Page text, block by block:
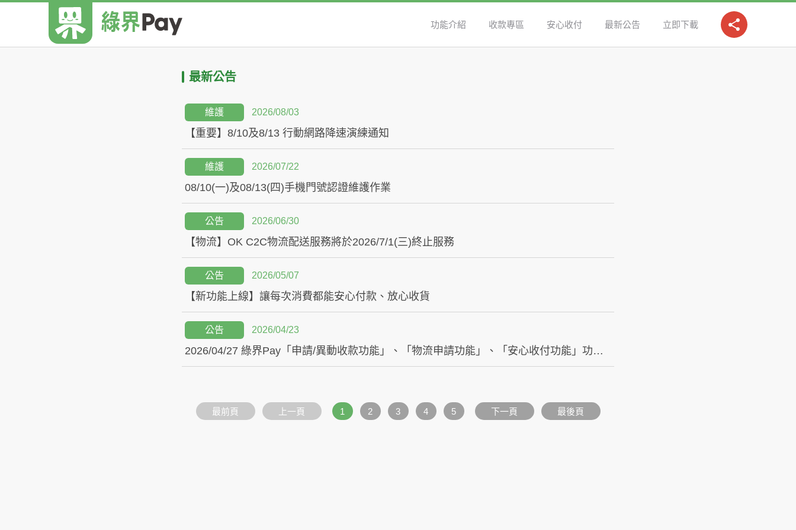
功能介紹 收款專區 安心收付 最新公告 立即下載
最新公告
維護 2026/08/03
【重要】8/10及8/13 行動網路降速演練通知
維護 2026/07/22
08/10(一)及08/13(四)手機門號認證維護作業
公告 2026/06/30
【物流】OK C2C物流配送服務將於2026/7/1(三)終止服務
公告 2026/05/07
【新功能上線】讓每次消費都能安心付款、放心收貨
公告 2026/04/23
2026/04/27 綠界Pay「申請/異動收款功能」、「物流申請功能」、「安心收付功能」功能維護
最前頁 上一頁 1 2 3 4 5 下一頁 最後頁